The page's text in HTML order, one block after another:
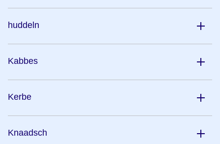
huddeln
Kabbes
Kerbe
Knaadsch